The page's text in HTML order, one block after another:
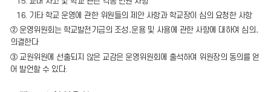
16. 기타 학교 운영에 관한 위원들의 제안 사항과 학교장이 심의 요청한 사항
② 운영위원회는 학교발전기금의 조성․운용 및 사용에 관한 사항에 대하여 심의․
의결한다
③ 교원위원에 선출되지 않은 교감은 운영위원회에 출석하여 위원장의 동의를 얻
어 발언할 수 있다.